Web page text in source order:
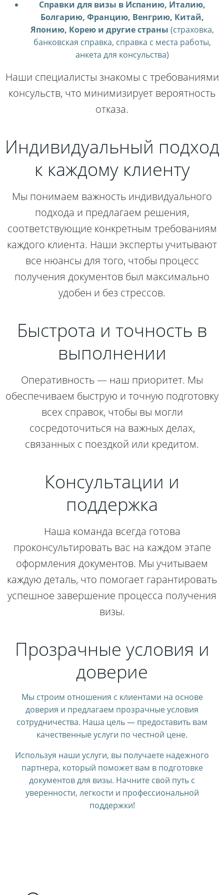
Справки для визы в Испанию, Италию,
Болгарию, Францию, Венгрию, Китай,
Японию, Корею и другие страны (страховка,
банковская справка, справка с места работы,
анкета для консульства)
Наши специалисты знакомы с требованиями
консульств, что минимизирует вероятность
отказа.
Индивидуальный подход
к каждому клиенту
Мы понимаем важность индивидуального
подхода и предлагаем решения,
соответствующие конкретным требованиям
каждого клиента. Наши эксперты учитывают
все нюансы для того, чтобы процесс
получения документов был максимально
удобен и без стрессов.
Быстрота и точность в
выполнении
Оперативность — наш приоритет. Мы
обеспечиваем быструю и точную подготовку
всех справок, чтобы вы могли
сосредоточиться на важных делах,
связанных с поездкой или кредитом.
Консультации и
поддержка
Наша команда всегда готова
проконсультировать вас на каждом этапе
оформления документов. Мы учитываем
каждую деталь, что помогает гарантировать
успешное завершение процесса получения
визы.
Прозрачные условия и
доверие
Мы строим отношения с клиентами на основе
доверия и предлагаем прозрачные условия
сотрудничества. Наша цель — предоставить вам
качественные услуги по честной цене.
Используя наши услуги, вы получаете надежного
партнера, который поможет вам в подготовке
документов для визы. Начните свой путь с
уверенности, легкости и профессиональной
поддержки!